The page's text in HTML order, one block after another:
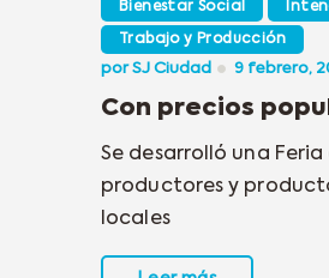
Bienestar Social
Trabajo y Producción
porSJ Ciudad 9 febrero,
Con precios
Se desarrolló una Feria
productores y
locales